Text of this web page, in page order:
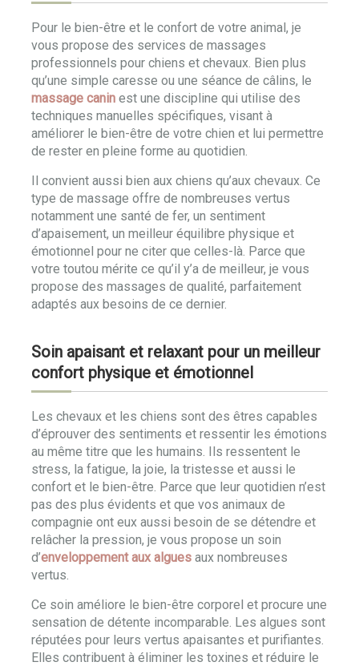
Pour le bien-être et le confort de votre animal, je
vous propose des services de massages
professionnels pour chiens et chevaux. Bien plus
qu’une simple caresse ou une séance de câlins, le
massage canin est une discipline qui utilise des
techniques manuelles spécifiques, visant à
améliorer le bien-être de votre chien et lui permettre
de rester en pleine forme au quotidien.
Il convient aussi bien aux chiens qu’aux chevaux. Ce
type de massage offre de nombreuses vertus
notamment une santé de fer, un sentiment
d’apaisement, un meilleur équilibre physique et
émotionnel pour ne citer que celles-là. Parce que
votre toutou mérite ce qu’il y’a de meilleur, je vous
propose des massages de qualité, parfaitement
adaptés aux besoins de ce dernier.
Soin apaisant et relaxant pour un meilleur
confort physique et émotionnel
Les chevaux et les chiens sont des êtres capables
d’éprouver des sentiments et ressentir les émotions
au même titre que les humains. Ils ressentent le
stress, la fatigue, la joie, la tristesse et aussi le
confort et le bien-être. Parce que leur quotidien n’est
pas des plus évidents et que vos animaux de
compagnie ont eux aussi besoin de se détendre et
relâcher la pression, je vous propose un soin
d’enveloppement aux algues aux nombreuses
vertus.
Ce soin améliore le bien-être corporel et procure une
sensation de détente incomparable. Les algues sont
réputées pour leurs vertus apaisantes et purifiantes.
Elles contribuent à éliminer les toxines et réduire le